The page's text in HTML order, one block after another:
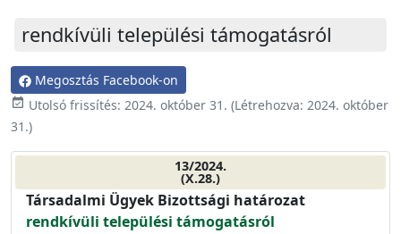
rendkívüli települési támogatásról
Megosztás Facebook-on
event_available Utolsó frissítés: 2024. október 31. (Létrehozva: 2024. október
31.)
13/2024.
(X.28.)
Társadalmi Ügyek Bizottsági határozat
rendkívüli települési támogatásról